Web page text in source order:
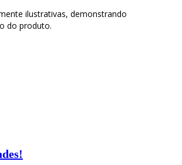
ilustrativas, demonstrando
do produto.